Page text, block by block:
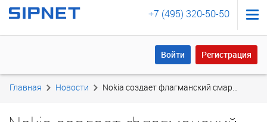
+7 (495) 320-50-50
Войти Регистрация
Войти Регистрация
Главная Новости Nokia создает флагманский смартфон на базе Windows Phone 8